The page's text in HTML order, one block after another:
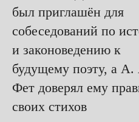
был приглашён для
собеседований по
и законоведению к
будущему поэту, а А.
Фет доверял ему
своих стихов